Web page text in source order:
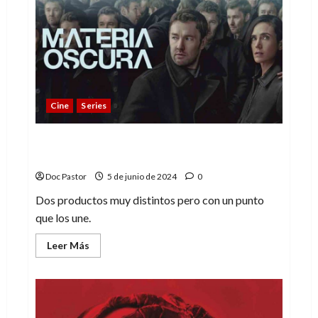
primera
vez
con
ilustraciones
españolas
Cine Series
Doc Pastor 5 de junio de 2024 0
Dos productos muy distintos pero con un punto
que los une.
Leer Más
más
elemento
en
común